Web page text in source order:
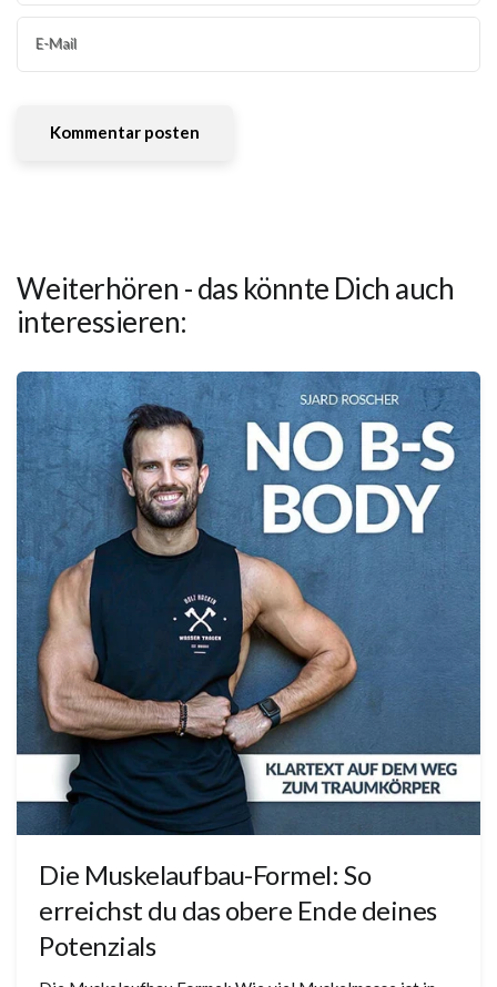
E-Mail
Weiterhören - das könnte Dich auch
interessieren:
Die Muskelaufbau-Formel: So
erreichst du das obere Ende deines
Potenzials